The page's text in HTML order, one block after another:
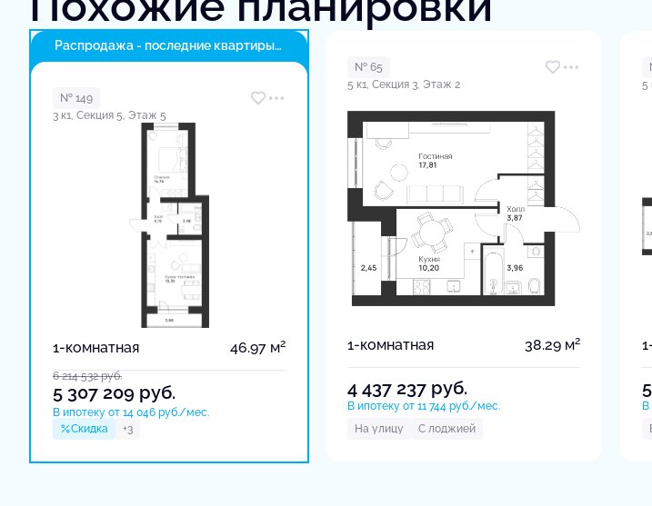
Распродажа - последние квартиры
№ 149
3 к1, Секция 5, Этаж 5
1-комнатная 46.97 м2
6 214 532руб.
5 307 209 руб.
В ипотеку от 14 046 руб./мес.
Скидка
+3
№ 65
5 к1, Секция 3, Этаж 2
1-комнатная 38.29 м2
4 437 237 руб.
В ипотеку от 11 744 руб./мес.
На улицу
С лоджией
5
В